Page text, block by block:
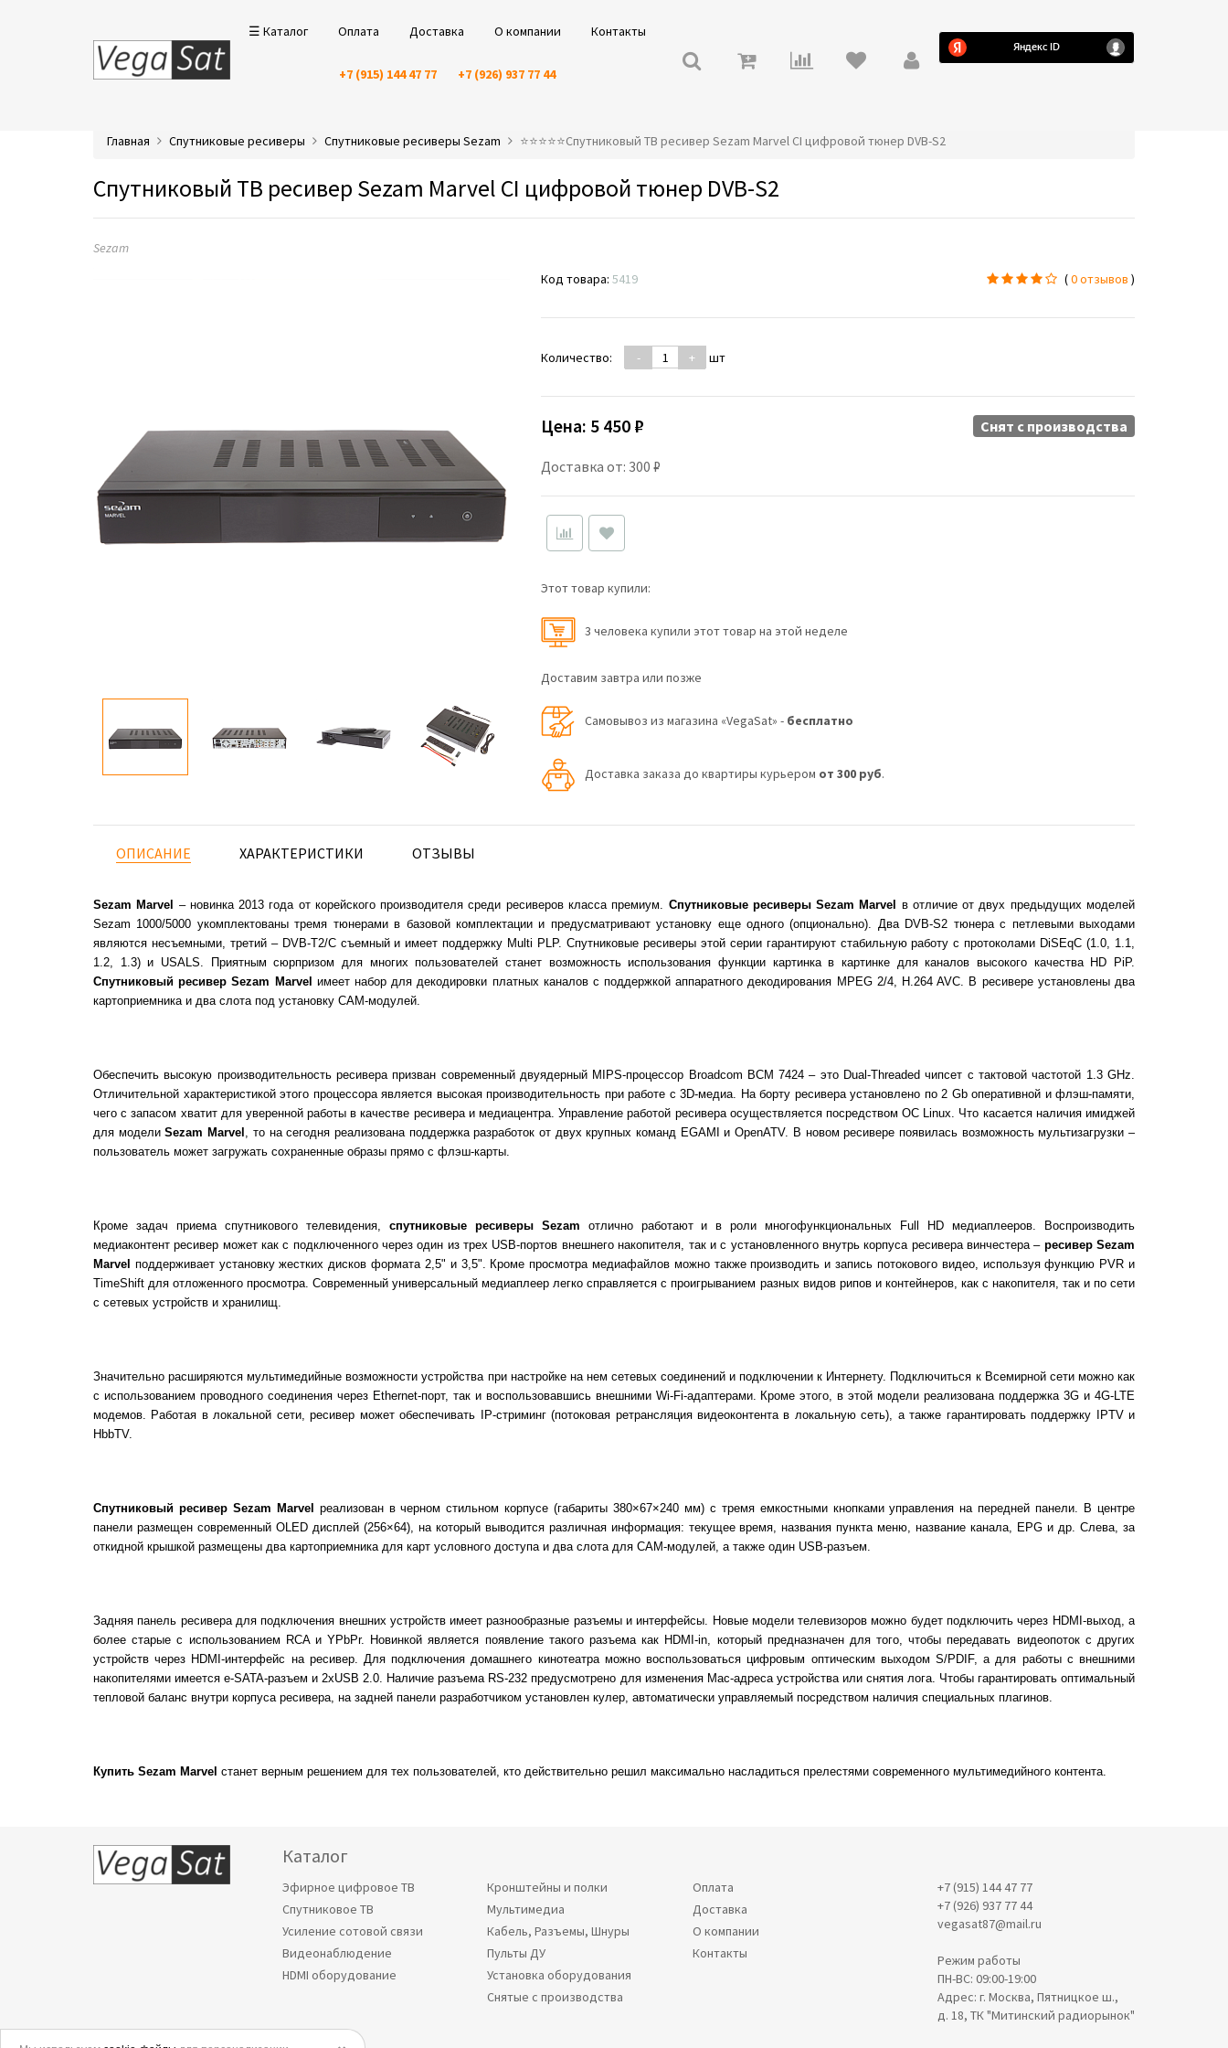
☰ Каталог Оплата Доставка О компании Контакты
+7 (915) 144 47 77 +7 (926) 937 77 44
Главная Спутниковые ресиверы Спутниковые ресиверы Sezam ⭐️⭐️⭐️⭐️⭐️Спутниковый ТВ ресивер Sezam Marvel CI цифровой тюнер DVB-S2
Спутниковый ТВ ресивер Sezam Marvel CI цифровой тюнер DVB-S2
Sezam
Код товара:5419 (0 отзывов )
Количество: - + шт
Цена: 5 450 ₽
Доставка от: 300 ₽
Снят c производства
Этот товар купили:
3 человекa купили этот товар на этой неделе
Доставим завтра или позже
Самовывоз из магазина «VegaSat» - бесплатно
Доставка заказа до квартиры курьером от 300 руб.
ОПИСАНИЕ ХАРАКТЕРИСТИКИ ОТЗЫВЫ
Sezam Marvel – новинка 2013 года от корейского производителя среди ресиверов класса премиум. Спутниковые ресиверы Sezam Marvel
в отличие от двух предыдущих моделей
Sezam 1000/5000 укомплектованы тремя тюнерами в базовой комплектации и предусматривают установку еще одного (опционально). Два DVB-S2 тюнера с петлевыми выходами
являются несъемными, третий – DVB-T2/C съемный и имеет поддержку Multi PLP. Спутниковые ресиверы этой серии гарантируют стабильную работу с протоколами DiSEqC (1.0, 1.1,
1.2, 1.3) и USALS. Приятным сюрпризом для многих пользователей станет возможность использования функции картинка в картинке для каналов высокого качества HD PiP.
Спутниковый ресивер Sezam Marvel имеет набор для декодировки платных каналов с поддержкой аппаратного декодирования MPEG 2/4, H.264 AVC. В ресивере установлены два
картоприемника и два слота под установку CAM-модулей.
Обеспечить высокую производительность ресивера призван современный двуядерный MIPS-процессор Broadcom BCM 7424 – это Dual-Threaded чипсет с тактовой частотой 1.3 GHz.
Отличительной характеристикой этого процессора является высокая производительность при работе с 3D-медиа. На борту ресивера установлено по 2 Gb оперативной и флэш-памяти,
чего с запасом хватит для уверенной работы в качестве ресивера и медиацентра. Управление работой ресивера осуществляется посредством ОС Linux. Что касается наличия имиджей
для моделиSezam Marvel , то на сегодня реализована поддержка разработок от двух крупных команд EGAMI и OpenATV. В новом ресивере появилась возможность мультизагрузки –
пользователь может загружать сохраненные образы прямо с флэш-карты.
Кроме задач приема спутникового телевидения, спутниковые ресиверы Sezam отлично работают и в роли многофункциональных Full HD медиаплееров. Воспроизводить
медиаконтент ресивер может как с подключенного через один из трех USB-портов внешнего накопителя, так и с установленного внутрь корпуса ресивера винчестера – ресивер Sezam
Marvel поддерживает установку жестких дисков формата 2,5" и 3,5". Кроме просмотра медиафайлов можно также производить и запись потокового видео, используя функцию PVR и
TimeShift для отложенного просмотра. Современный универсальный медиаплеер легко справляется с проигрыванием разных видов рипов и контейнеров, как с накопителя, так и по сети
с сетевых устройств и хранилищ.
Значительно расширяются мультимедийные возможности устройства при настройке на нем сетевых соединений и подключении к Интернету. Подключиться к Всемирной сети можно как
с использованием проводного соединения через Ethernet-порт, так и воспользовавшись внешними Wi-Fi-адаптерами. Кроме этого, в этой модели реализована поддержка 3G и 4G-LTE
модемов. Работая в локальной сети, ресивер может обеспечивать IP-стриминг (потоковая ретрансляция видеоконтента в локальную сеть), а также гарантировать поддержку IPTV и
HbbTV.
Спутниковый ресивер Sezam Marvel
реализован в черном стильном корпусе (габариты 380×67×240 мм) с тремя емкостными кнопками управления на передней панели. В центре
панели размещен современный OLED дисплей (256×64), на который выводится различная информация: текущее время, названия пункта меню, название канала, EPG и др. Слева, за
откидной крышкой размещены два картоприемника для карт условного доступа и два слота для САМ-модулей, а также один USB-разъем.
Задняя панель ресивера для подключения внешних устройств имеет разнообразные разъемы и интерфейсы. Новые модели телевизоров можно будет подключить через HDMI-выход, а
более старые с использованием RCA и YPbPr. Новинкой является появление такого разъема как HDMI-in, который предназначен для того, чтобы передавать видеопоток с других
устройств через HDMI-интерфейс на ресивер. Для подключения домашнего кинотеатра можно воспользоваться цифровым оптическим выходом S/PDIF, а для работы с внешними
накопителями имеется e-SATA-разъем и 2хUSB 2.0. Наличие разъема RS-232 предусмотрено для изменения Mac-адреса устройства или снятия лога. Чтобы гарантировать оптимальный
тепловой баланс внутри корпуса ресивера, на задней панели разработчиком установлен кулер, автоматически управляемый посредством наличия специальных плагинов.
Купить Sezam Marvel станет верным решением для тех пользователей, кто действительно решил максимально насладиться прелестями современного мультимедийного контента.
Каталог
Эфирное цифровое ТВ
Спутниковое ТВ
Усиление сотовой связи
Видеонаблюдение
HDMI оборудование
Кронштейны и полки
Мультимедиа
Кабель, Разъемы, Шнуры
Пульты ДУ
Установка оборудования
Снятые с производства
Оплата
Доставка
О компании
Контакты
+7 (915) 144 47 77
+7 (926) 937 77 44
vegasat87@mail.ru
Режим работы
ПН-ВС: 09:00-19:00
Адрес: г. Москва, Пятницкое ш.,
д. 18, ТК "Митинский радиорынок"